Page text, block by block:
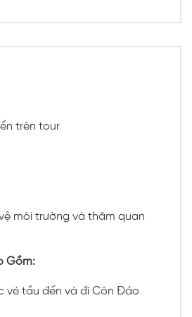
trên tour
môi trường và thăm quan
Gồm:
vé tầu đến và đi Côn Đảo